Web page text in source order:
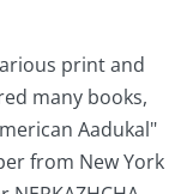
print and
many books,
Aadukal"
from New York